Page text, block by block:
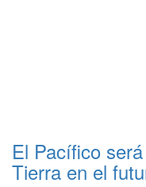
El Pacífico
Tierra en el